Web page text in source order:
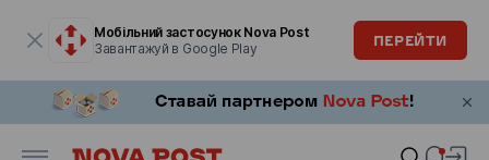
Мобільний застосунок Nova Post
Завантажуй в Google Play
ПЕРЕЙТИ